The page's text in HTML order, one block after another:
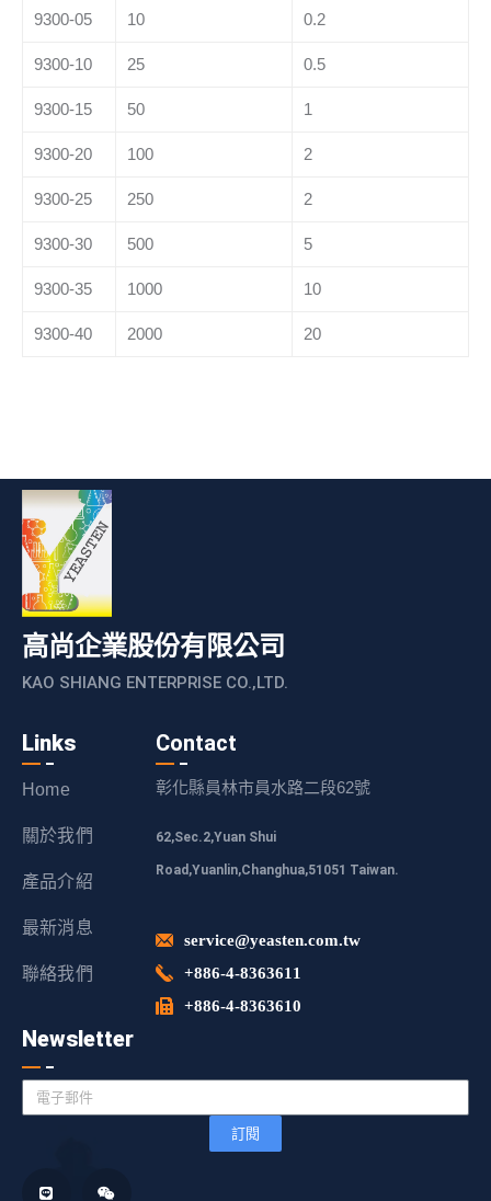
9300-05 10 0.2
9300-10 25 0.5
9300-15 50 1
9300-20 100 2
9300-25 250 2
9300-30 500 5
9300-35 1000 10
9300-40 2000 20
高尚企業股份有限公司
KAO SHIANG ENTERPRISE CO.,LTD.
Links
Home
關於我們
產品介紹
最新消息
聯絡我們
Contact
彰化縣員林市員水路二段62號
62,Sec.2,Yuan Shui
Road,Yuanlin,Changhua,51051 Taiwan.
service@yeasten.com.tw
+886-4-8363611
+886-4-8363610
Newsletter
訂閱